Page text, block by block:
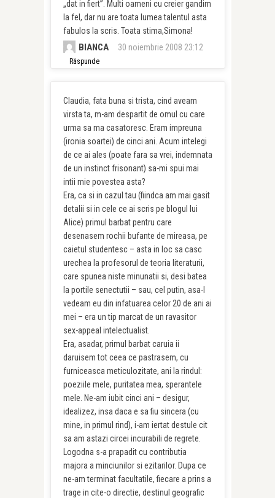
„dat in fiert”. Multi oameni cu creier gandim
la fel, dar nu are toata lumea talentul asta
fabulos la scris. Toata stima,Simona!
BIANCA 30 noiembrie 2008 23:12
Răspunde
Claudia, fata buna si trista, cind aveam
virsta ta, m-am despartit de omul cu care
urma sa ma casatoresc. Eram impreuna
(ironia soartei) de cinci ani. Acum intelegi
de ce ai ales (poate fara sa vrei, indemnata
de un instinct frisonant) sa-mi spui mai
intii mie povestea asta?
Era, ca si in cazul tau (fiindca am mai gasit
detalii si in cele ce ai scris pe blogul lui
Alice) primul barbat pentru care
desenasem rochii bufante de mireasa, pe
caietul studentesc – asta in loc sa casc
urechea la profesorul de teoria literaturii,
care spunea niste minunatii si, desi batea
la portile senectutii – sau, cel putin, asa-l
vedeam eu din infatuarea celor 20 de ani ai
mei – era un tip marcat de un ravasitor
sex-appeal intelectualist.
Era, asadar, primul barbat caruia ii
daruisem tot ceea ce pastrasem, cu
furniceasca meticulozitate, ani la rindul:
poeziile mele, puritatea mea, sperantele
mele. Ne-am iubit cinci ani – desigur,
idealizez, insa daca e sa fiu sincera (cu
mine, in primul rind), i-am iertat destule cit
sa am astazi circei incurabili de regrete.
Logodna s-a prapadit cu contributia
majora a minciunilor si ezitarilor. Dupa ce
ne-am terminat facultatile, fiecare a prins a
trage in cite-o directie, destinul geografic